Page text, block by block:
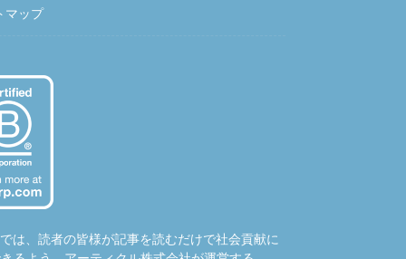
マップ
は、読者の皆様が記事を読むだけで社会貢献に